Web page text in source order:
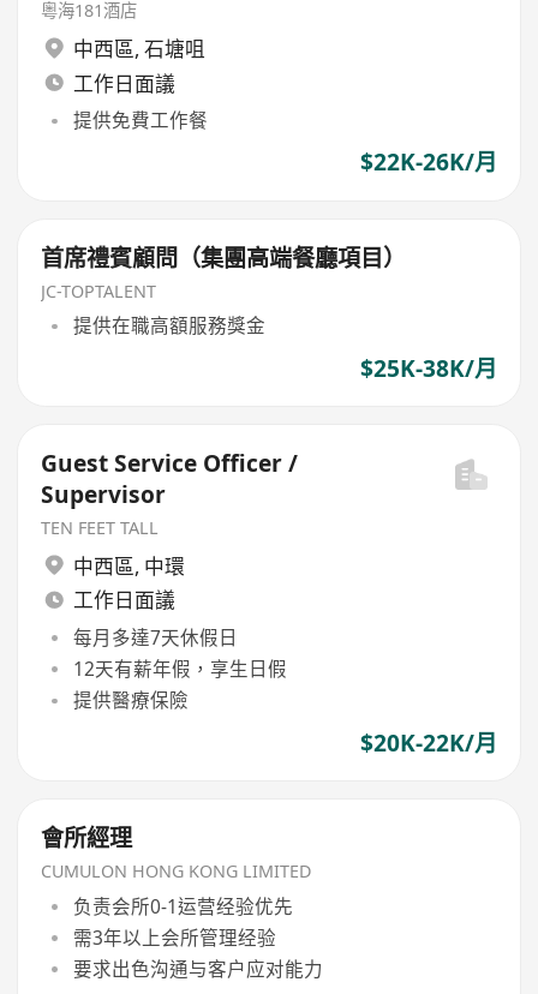
粵海181酒店
中西區, 石塘咀
工作日面議
提供免費工作餐
$22K-26K/月
首席禮賓顧問（集團高端餐廳項目）
JC-TOPTALENT
提供在職高額服務獎金
$25K-38K/月
Guest Service Officer /
Supervisor
TEN FEET TALL
中西區, 中環
工作日面議
每月多達7天休假日
12天有薪年假，享生日假
提供醫療保險
$20K-22K/月
會所經理
CUMULON HONG KONG LIMITED
负责会所0-1运营经验优先
需3年以上会所管理经验
要求出色沟通与客户应对能力